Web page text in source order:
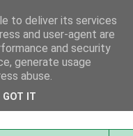
immer auf dem
to deliver its services
and user-agent are
and security
generate usage
abuse.
GOT IT